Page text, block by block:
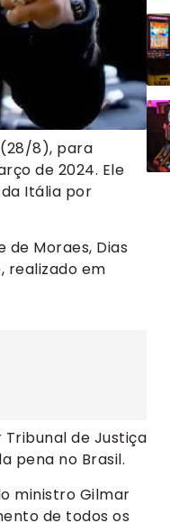
8), para
de 2024. Ele
Itália por
de Moraes, Dias
realizado em
de Justiça
pena no Brasil.
ministro Gilmar
de todos os